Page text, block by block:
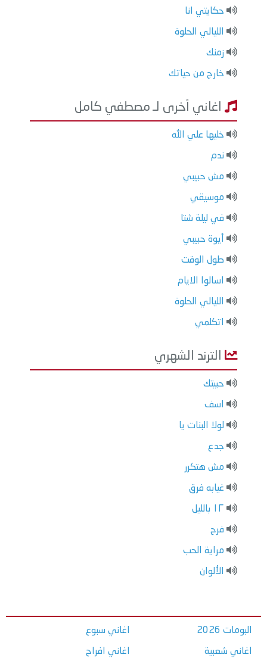
حكايتي انا
الليالي الحلوة
زمنك
خارج من حياتك
اغاني أخرى لـ مصطفي كامل
خليها علي الله
ندم
مش حبيبي
موسيقي
في ليلة شتا
أيوة حبيبي
طول الوقت
اسالوا الايام
الليالي الحلوة
اتكلمي
الترند الشهري
حبيتك
اسف
لولا البنات يا
جدع
مش هتكرر
غيابه فرق
١٢ بالليل
فرح
مراية الحب
الألوان
البومات 2026
اغاني شعبية
اغاني سبوع
اغاني افراح